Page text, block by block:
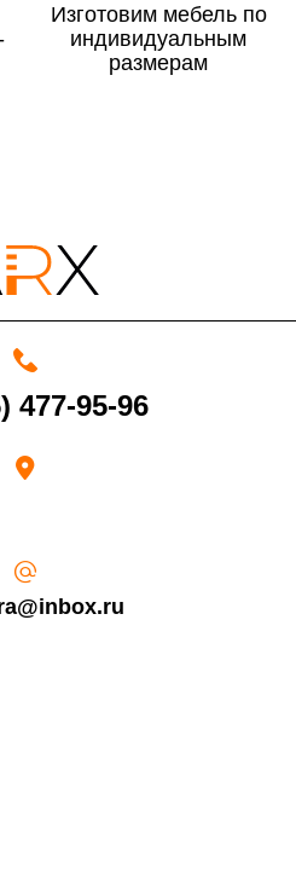
и вечернее время:
(срок зависит от банка, который
Изготовим мебель по
индивидуальным
размерам
477-95-96